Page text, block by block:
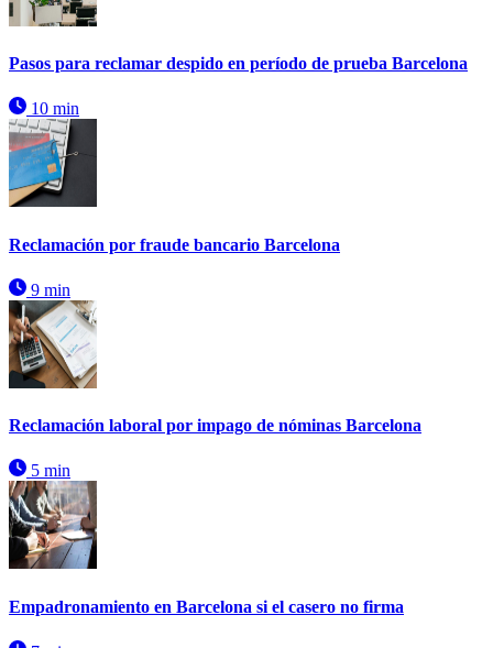
Pasos para reclamar despido en período de prueba Barcelona
10 min
Reclamación por fraude bancario Barcelona
9 min
Reclamación laboral por impago de nóminas Barcelona
5 min
Empadronamiento en Barcelona si el casero no firma